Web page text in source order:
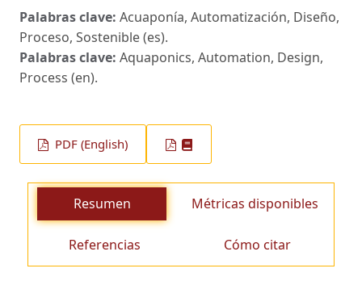
Palabras clave: Acuaponía, Automatización, Diseño,
Proceso, Sostenible (es).
Palabras clave: Aquaponics, Automation, Design,
Process (en).
PDF (English)
Resumen Métricas disponibles
Referencias Cómo citar